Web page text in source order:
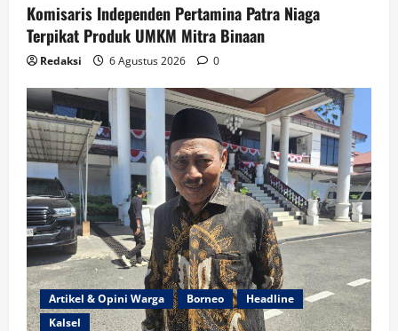
Komisaris Independen Pertamina Patra Niaga
Terpikat Produk UMKM Mitra Binaan
Redaksi 6 Agustus 2026 0
Artikel & Opini Warga Borneo
Headline
Kalsel